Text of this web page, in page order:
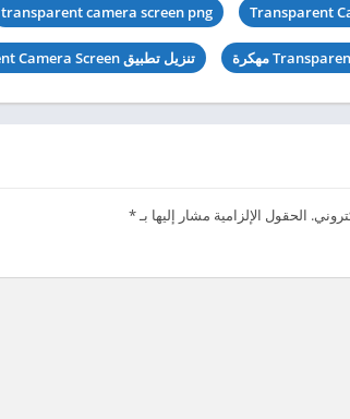
Transparent
transparent camera screen png
تنزيل تطبيق Transparent Camera Screen آخر اصدار
الحقول الإلزامية مشار إليها بـ*